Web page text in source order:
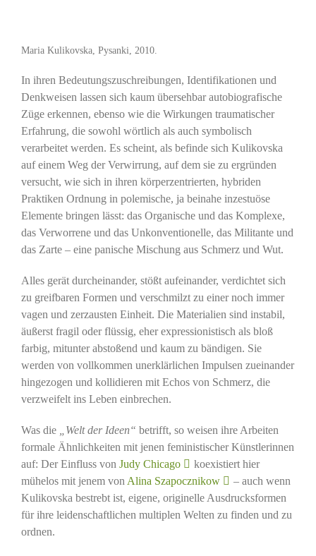
Maria Kulikovska, Pysanki, 2010.
In ihren Bedeutungszuschreibungen, Identifikationen und
Denkweisen lassen sich kaum übersehbar autobiografische
Züge erkennen, ebenso wie die Wirkungen traumatischer
Erfahrung, die sowohl wörtlich als auch symbolisch
verarbeitet werden. Es scheint, als befinde sich Kulikovska
auf einem Weg der Verwirrung, auf dem sie zu ergründen
versucht, wie sich in ihren körperzentrierten, hybriden
Praktiken Ordnung in polemische, ja beinahe inzestuöse
Elemente bringen lässt: das Organische und das Komplexe,
das Verworrene und das Unkonventionelle, das Militante und
das Zarte – eine panische Mischung aus Schmerz und Wut.
Alles gerät durcheinander, stößt aufeinander, verdichtet sich
zu greifbaren Formen und verschmilzt zu einer noch immer
vagen und zerzausten Einheit. Die Materialien sind instabil,
äußerst fragil oder flüssig, eher expressionistisch als bloß
farbig, mitunter abstoßend und kaum zu bändigen. Sie
werden von vollkommen unerklärlichen Impulsen zueinander
hingezogen und kollidieren mit Echos von Schmerz, die
verzweifelt ins Leben einbrechen.
Was die „Welt der Ideen“ betrifft, so weisen ihre Arbeiten
formale Ähnlichkeiten mit jenen feministischer Künstlerinnen
auf: Der Einfluss von Judy Chicago
koexistiert hier
mühelos mit jenem von Alina Szapocznikow
– auch wenn
Kulikovska bestrebt ist, eigene, originelle Ausdrucksformen
für ihre leidenschaftlichen multiplen Welten zu finden und zu
ordnen.